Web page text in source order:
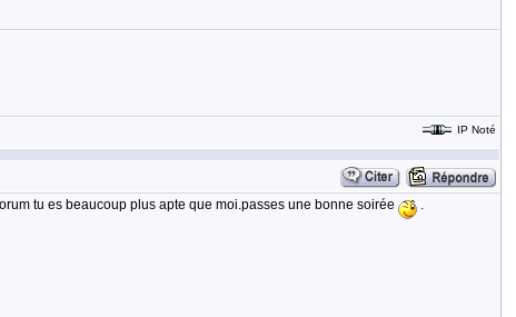
IP Noté
tu es beaucoup plus apte que moi.passes une bonne soirée .